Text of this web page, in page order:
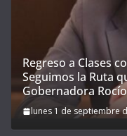
Regreso a Clases
Seguimos la Ruta
Gobernadora
lunes 1 de septiembre